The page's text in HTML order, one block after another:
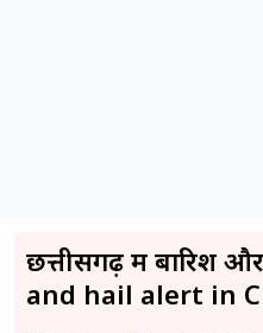
छत्तीसगढ़ में बारिश
and hail alert in